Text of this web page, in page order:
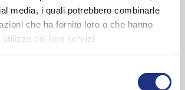
media, i quali potrebbero combinarle
che ha fornito loro o che hanno
dei loro servizi.
noir brossé , Or , Or brossé , Bronze
brossé , Blanc mat , Acier inoxydable brossé